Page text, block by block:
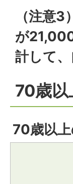
（注意
が
計して
70歳
70歳以